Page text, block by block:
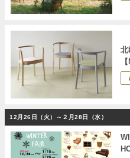
北
12月26日（火）～２月28日（水）